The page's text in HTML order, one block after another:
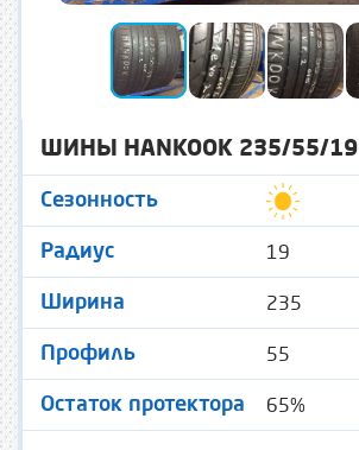
ШИНЫ HANKOOK 235/55/19
Сезонность
Радиус 19
Ширина 235
Профиль 55
Остаток протектора 65%